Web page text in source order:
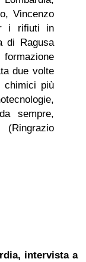
Vincenzo
i rifiuti in
di Ragusa
due volte
chimici più
sempre,
intervista a